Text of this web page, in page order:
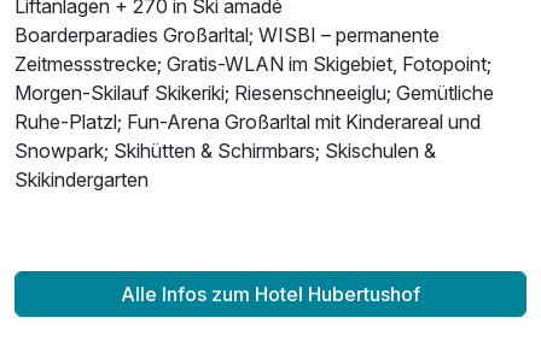
Liftanlagen + 270 in Ski amadé
Boarderparadies Großarltal; WISBI – permanente
Zeitmessstrecke; Gratis-WLAN im Skigebiet, Fotopoint;
Morgen-Skilauf Skikeriki; Riesenschneeiglu; Gemütliche
Ruhe-Platzl; Fun-Arena Großarltal mit Kinderareal und
Snowpark; Skihütten & Schirmbars; Skischulen &
Skikindergarten
Alle Infos zum Hotel Hubertushof